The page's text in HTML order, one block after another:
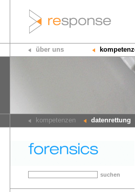
über uns
kompetenzen datenrettung
suchen